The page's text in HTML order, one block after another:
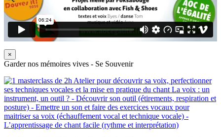
×
Garder nos mémoires vives - Se Souvenir